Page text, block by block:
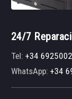
24/7
Tel:+34
WhatsApp:+34